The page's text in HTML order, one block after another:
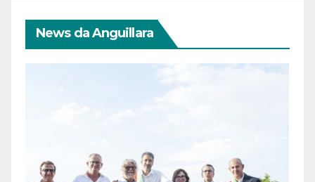
News da Anguillara